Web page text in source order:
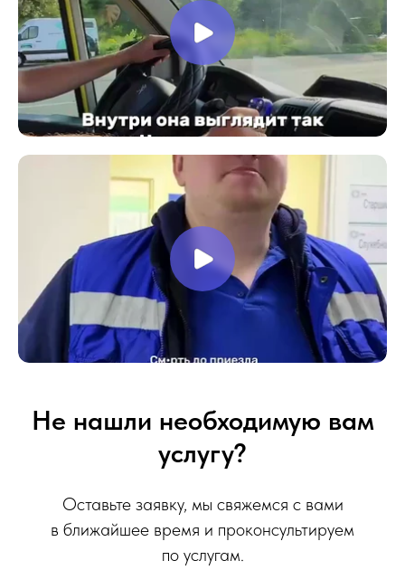
Не нашли необходимую вам
услугу?
Оставьте заявку, мы свяжемся с вами
в ближайшее время и проконсультируем
по услугам.